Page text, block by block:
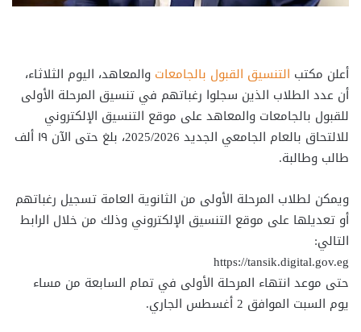
أعلن مكتب التنسيق القبول بالجامعات والمعاهد، اليوم الثلاثاء،
أن عدد الطلاب الذين سجلوا رغباتهم في تنسيق المرحلة الأولى
للقبول بالجامعات والمعاهد على موقع التنسيق الإلكتروني
للالتحاق بالعام الجامعي الجديد 2025/2026، بلغ حتى الآن ١٩ ألف
طالب وطالبة.
ويمكن لطلاب المرحلة الأولى من الثانوية العامة تسجيل رغباتهم
أو تعديلها على موقع التنسيق الإلكتروني وذلك من خلال الرابط
التالي:
https://tansik.digital.gov.eg
حتى موعد انتهاء المرحلة الأولى في تمام السابعة من مساء
يوم السبت الموافق 2 أغسطس الجاري.